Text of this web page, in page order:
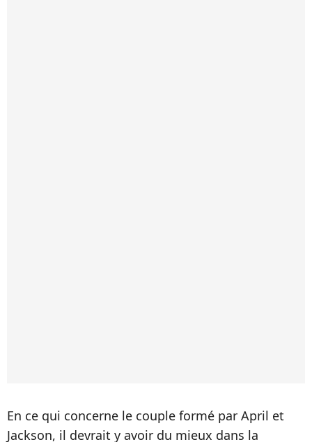
En ce qui concerne le couple formé par April et
Jackson, il devrait y avoir du mieux dans la